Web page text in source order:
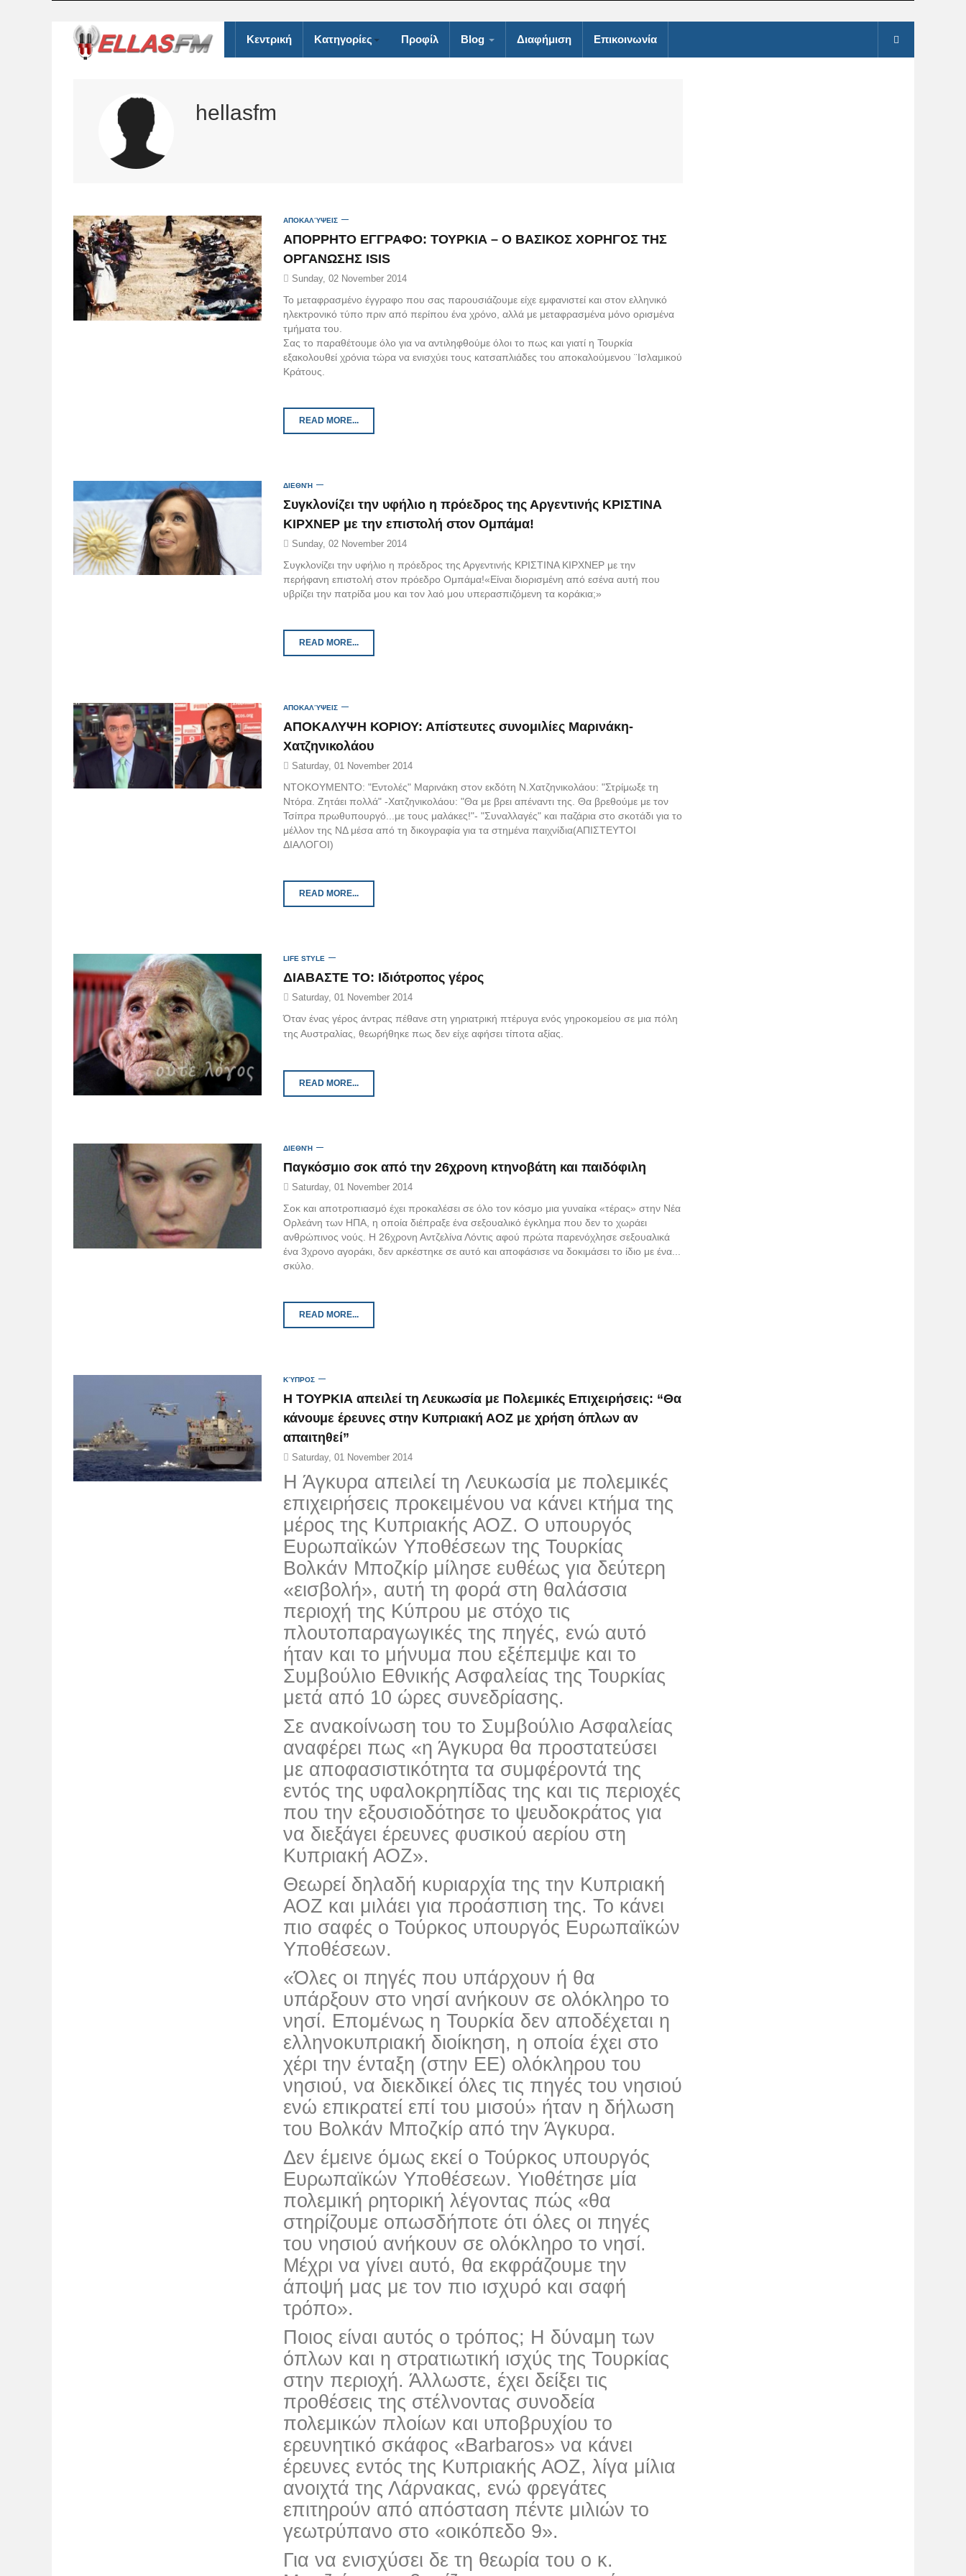
Κεντρική Κατηγορίες Προφίλ Blog Διαφήμιση Επικοινωνία
hellasfm
ΑΠΟΚΑΛΎΨΕΙΣ
ΑΠΟΡΡΗΤΟ ΕΓΓΡΑΦΟ: ΤΟΥΡΚΙΑ – Ο ΒΑΣΙΚΟΣ ΧΟΡΗΓΟΣ ΤΗΣ
ΟΡΓΑΝΩΣΗΣ ISIS
Sunday, 02 November 2014
Το μεταφρασμένο έγγραφο που σας παρουσιάζουμε είχε εμφανιστεί και στον ελληνικό
ηλεκτρονικό τύπο πριν από περίπου ένα χρόνο, αλλά με μεταφρασμένα μόνο ορισμένα
τμήματα του.
Σας το παραθέτουμε όλο για να αντιληφθούμε όλοι το πως και γιατί η Τουρκία
εξακολουθεί χρόνια τώρα να ενισχύει τους κατσαπλιάδες του αποκαλούμενου ¨Ισλαμικού
Κράτους.
READ MORE...
ΔΙΕΘΝΉ
Συγκλονίζει την υφήλιο η πρόεδρος της Αργεντινής ΚΡΙΣΤΙΝΑ
ΚΙΡΧΝΕΡ με την επιστολή στον Ομπάμα!
Sunday, 02 November 2014
Συγκλονίζει την υφήλιο η πρόεδρος της Αργεντινής ΚΡΙΣΤΙΝΑ ΚΙΡΧΝΕΡ με την
περήφανη επιστολή στον πρόεδρο Ομπάμα!«Είναι διορισμένη από εσένα αυτή που
υβρίζει την πατρίδα μου και τον λαό μου υπερασπιζόμενη τα κοράκια;»
READ MORE...
ΑΠΟΚΑΛΎΨΕΙΣ
ΑΠΟΚΑΛΥΨΗ ΚΟΡΙΟΥ: Απίστευτες συνομιλίες Μαρινάκη-
Χατζηνικολάου
Saturday, 01 November 2014
ΝΤΟΚΟΥΜΕΝΤΟ: "Eντολές" Μαρινάκη στον εκδότη Ν.Χατζηνικολάου: "Στρίμωξε τη
Ντόρα. Ζητάει πολλά" -Χατζηνικολάου: "Θα με βρει απέναντι της. Θα βρεθούμε με τον
Τσίπρα πρωθυπουργό...με τους μαλάκες!"- "Συναλλαγές" και παζάρια στο σκοτάδι για το
μέλλον της ΝΔ μέσα από τη δικογραφία για τα στημένα παιχνίδια(ΑΠΙΣΤΕΥΤΟΙ
ΔΙΑΛΟΓΟΙ)
READ MORE...
LIFE STYLE
ΔΙΑΒΑΣΤΕ ΤΟ: Ιδιότροπος γέρος
Saturday, 01 November 2014
Όταν ένας γέρος άντρας πέθανε στη γηριατρική πτέρυγα ενός γηροκομείου σε μια πόλη
της Αυστραλίας, θεωρήθηκε πως δεν είχε αφήσει τίποτα αξίας.
READ MORE...
ΔΙΕΘΝΉ
Παγκόσμιο σοκ από την 26χρονη κτηνοβάτη και παιδόφιλη
Saturday, 01 November 2014
Σοκ και αποτροπιασμό έχει προκαλέσει σε όλο τον κόσμο μια γυναίκα «τέρας» στην Νέα
Ορλεάνη των ΗΠΑ, η οποία διέπραξε ένα σεξουαλικό έγκλημα που δεν το χωράει
ανθρώπινος νούς. Η 26χρονη Αντζελίνα Λόντις αφού πρώτα παρενόχλησε σεξουαλικά
ένα 3χρονο αγοράκι, δεν αρκέστηκε σε αυτό και αποφάσισε να δοκιμάσει το ίδιο με ένα...
σκύλο.
READ MORE...
ΚΎΠΡΟΣ
Η ΤΟΥΡΚΙΑ απειλεί τη Λευκωσία με Πολεμικές Επιχειρήσεις: “Θα
κάνουμε έρευνες στην Κυπριακή ΑΟΖ με χρήση όπλων αν
απαιτηθεί”
Saturday, 01 November 2014
Η Άγκυρα απειλεί τη Λευκωσία με πολεμικές
επιχειρήσεις προκειμένου να κάνει κτήμα της
μέρος της Κυπριακής ΑΟΖ. Ο υπουργός
Ευρωπαϊκών Υποθέσεων της Τουρκίας
Βολκάν Μποζκίρ μίλησε ευθέως για δεύτερη
«εισβολή», αυτή τη φορά στη θαλάσσια
περιοχή της Κύπρου με στόχο τις
πλουτοπαραγωγικές της πηγές, ενώ αυτό
ήταν και το μήνυμα που εξέπεμψε και το
Συμβούλιο Εθνικής Ασφαλείας της Τουρκίας
μετά από 10 ώρες συνεδρίασης.
Σε ανακοίνωση του το Συμβούλιο Ασφαλείας
αναφέρει πως «η Άγκυρα θα προστατεύσει
με αποφασιστικότητα τα συμφέροντά της
εντός της υφαλοκρηπίδας της και τις περιοχές
που την εξουσιοδότησε το ψευδοκράτος για
να διεξάγει έρευνες φυσικού αερίου στη
Κυπριακή ΑΟΖ».
Θεωρεί δηλαδή κυριαρχία της την Κυπριακή
ΑΟΖ και μιλάει για προάσπιση της. Το κάνει
πιο σαφές ο Τούρκος υπουργός Ευρωπαϊκών
Υποθέσεων.
«Όλες οι πηγές που υπάρχουν ή θα
υπάρξουν στο νησί ανήκουν σε ολόκληρο το
νησί. Επομένως η Τουρκία δεν αποδέχεται η
ελληνοκυπριακή διοίκηση, η οποία έχει στο
χέρι την ένταξη (στην ΕΕ) ολόκληρου του
νησιού, να διεκδικεί όλες τις πηγές του νησιού
ενώ επικρατεί επί του μισού» ήταν η δήλωση
του Βολκάν Μποζκίρ από την Άγκυρα.
Δεν έμεινε όμως εκεί ο Τούρκος υπουργός
Ευρωπαϊκών Υποθέσεων. Υιοθέτησε μία
πολεμική ρητορική λέγοντας πώς «θα
στηρίζουμε οπωσδήποτε ότι όλες οι πηγές
του νησιού ανήκουν σε ολόκληρο το νησί.
Μέχρι να γίνει αυτό, θα εκφράζουμε την
άποψή μας με τον πιο ισχυρό και σαφή
τρόπο».
Ποιος είναι αυτός ο τρόπος; Η δύναμη των
όπλων και η στρατιωτική ισχύς της Τουρκίας
στην περιοχή. Άλλωστε, έχει δείξει τις
προθέσεις της στέλνοντας συνοδεία
πολεμικών πλοίων και υποβρυχίου το
ερευνητικό σκάφος «Barbaros» να κάνει
έρευνες εντός της Κυπριακής ΑΟΖ, λίγα μίλια
ανοιχτά της Λάρνακας, ενώ φρεγάτες
επιτηρούν από απόσταση πέντε μιλιών το
γεωτρύπανο στο «οικόπεδο 9».
Για να ενισχύσει δε τη θεωρία του ο κ.